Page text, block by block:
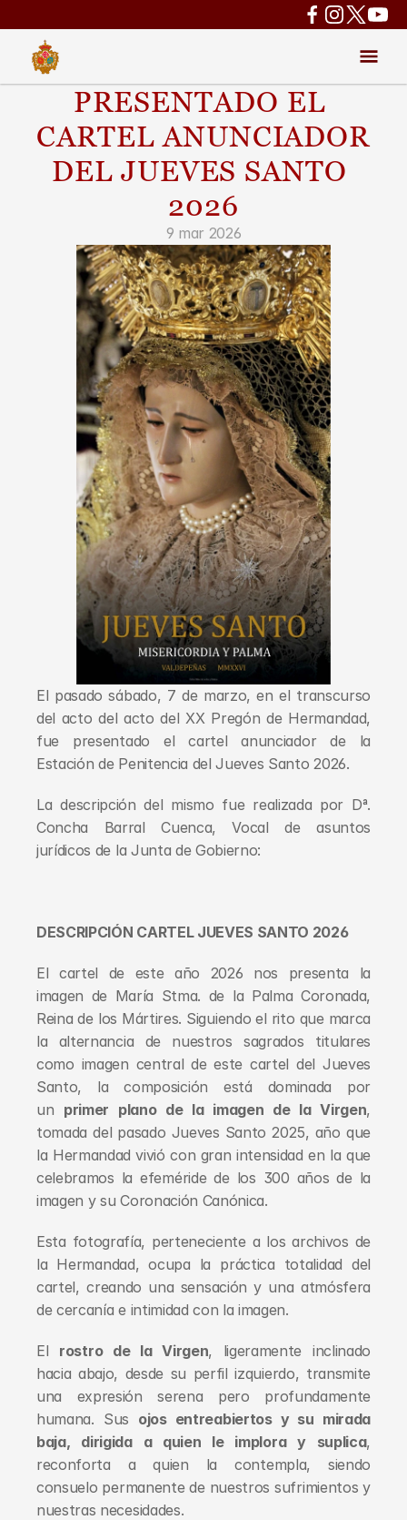
PRESENTADO EL
CARTEL ANUNCIADOR
DEL JUEVES SANTO
2026
9 mar 2026
El pasado sábado, 7 de marzo, en el transcurso
del acto del acto del XX Pregón de Hermandad,
fue presentado el cartel anunciador de la
Estación de Penitencia del Jueves Santo 2026.
La descripción del mismo fue realizada por Dª.
Concha Barral Cuenca, Vocal de asuntos
jurídicos de la Junta de Gobierno:
DESCRIPCIÓN CARTEL JUEVES SANTO 2026
El cartel de este año 2026 nos presenta la
imagen de María Stma. de la Palma Coronada,
Reina de los Mártires. Siguiendo el rito que marca
la alternancia de nuestros sagrados titulares
como imagen central de este cartel del Jueves
Santo, la composición está dominada por
un primer plano de la imagen de la Virgen,
tomada del pasado Jueves Santo 2025, año que
la Hermandad vivió con gran intensidad en la que
celebramos la efeméride de los 300 años de la
imagen y su Coronación Canónica.
Esta fotografía, perteneciente a los archivos de
la Hermandad, ocupa la práctica totalidad del
cartel, creando una sensación y una atmósfera
de cercanía e intimidad con la imagen.
El rostro de la Virgen, ligeramente inclinado
hacia abajo, desde su perfil izquierdo, transmite
una expresión serena pero profundamente
humana. Sus ojos entreabiertos y su mirada
baja, dirigida a quien le implora y suplica,
reconforta a quien la contempla, siendo
consuelo permanente de nuestros sufrimientos y
nuestras necesidades.